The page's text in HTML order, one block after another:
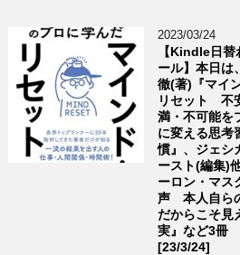
2023/03/24
【Kindle日替
ール】本日は
徹(著)『マイ
リセット 不
満・不可能を
に変える思考
慣』、ジェシ
ースト(編集)
ーロン・マス
声 本人自ら
だからこそ見
実』など3冊
[23/3/24]